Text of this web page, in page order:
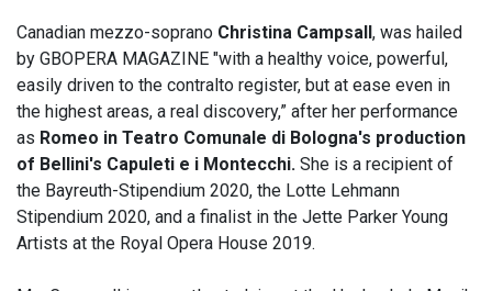
Canadian mezzo-soprano Christina Campsall, was hailed
by GBOPERA MAGAZINE "with a healthy voice, powerful,
easily driven to the contralto register, but at ease even in
the highest areas, a real discovery,” after her performance
as Romeo in Teatro Comunale di Bologna's production
of Bellini's Capuleti e i Montecchi. She is a recipient of
the Bayreuth-Stipendium 2020, the Lotte Lehmann
Stipendium 2020, and a finalist in the Jette Parker Young
Artists at the Royal Opera House 2019.